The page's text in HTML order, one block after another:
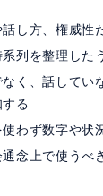
し方、権威性
列を整理した
く、話してい
る
わず数字や状
念上で使うべ